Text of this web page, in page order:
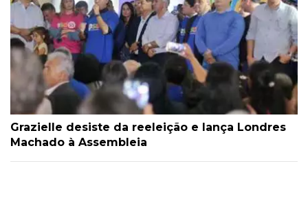
Grazielle desiste da reeleição e lança Londres
Machado à Assembleia